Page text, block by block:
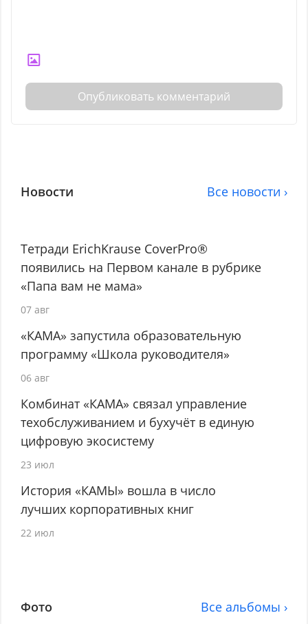
Опубликовать комментарий
Новости Все новости ›
Тетради ErichKrause CoverPro®
появились на Первом канале в рубрике
«Папа вам не мама»
07 авг
«КАМА» запустила образовательную
программу «Школа руководителя»
06 авг
Комбинат «КАМА» связал управление
техобслуживанием и бухучёт в единую
цифровую экосистему
23 июл
История «КАМЫ» вошла в число
лучших корпоративных книг
22 июл
Фото Все альбомы ›